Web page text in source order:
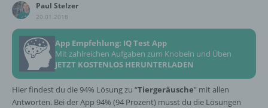
Paul Stelzer
20.01.2018
App Empfehlung: IQ Test App
Mit zahlreichen Aufgaben zum Knobeln und Üben
JETZT KOSTENLOS HERUNTERLADEN
Hier findest du die 94% Lösung zu “Tiergeräusche” mit allen
Antworten. Bei der App 94% (94 Prozent) musst du die Lösungen